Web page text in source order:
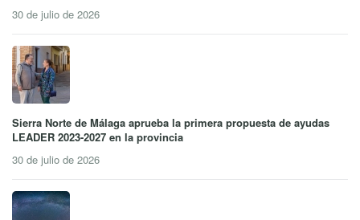
30 de julio de 2026
Sierra Norte de Málaga aprueba la primera propuesta de ayudas
LEADER 2023-2027 en la provincia
30 de julio de 2026